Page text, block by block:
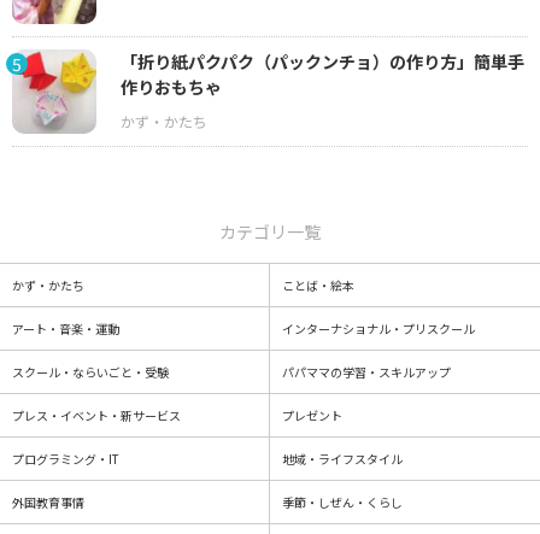
5
「折り紙パクパク（パックンチョ）の作り方」簡単手
作りおもちゃ
カテゴリ一覧
かず・かたち ことば・絵本
アート・音楽・運動 インターナショナル・プリスクール
スクール・ならいごと・受験 パパママの学習・スキルアップ
プレス・イベント・新サービス プレゼント
プログラミング・IT 地域・ライフスタイル
外国教育事情 季節・しぜん・くらし